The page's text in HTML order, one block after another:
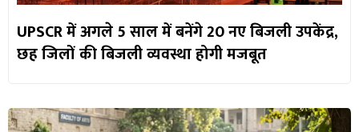
UPSCR में अगले 5 साल में बनेंगे 20 नए बिजली उपकेंद्र,
छह जिलों की बिजली व्यवस्था होगी मजबूत